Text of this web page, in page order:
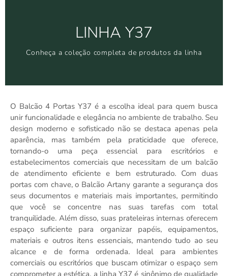
LINHA Y37
Conheça a coleção completa de produtos da linha
LINHA Y37
Conheça a coleção completa de produtos da linha
O Balcão 4 Portas Y37 é a escolha ideal para quem busca
unir funcionalidade e elegância no ambiente de trabalho. Seu
design moderno e sofisticado não se destaca apenas pela
aparência, mas também pela praticidade que oferece,
tornando-o uma peça essencial para escritórios e
estabelecimentos comerciais que necessitam de um balcão
de atendimento eficiente e bem estruturado. Com duas
portas com chave, o Balcão Artany garante a segurança dos
seus documentos e materiais mais importantes, permitindo
que você se concentre nas suas tarefas com total
tranquilidade. Além disso, suas prateleiras internas oferecem
espaço suficiente para organizar papéis, equipamentos,
materiais e outros itens essenciais, mantendo tudo ao seu
alcance e de forma ordenada. Ideal para ambientes
comerciais ou escritórios que buscam otimizar o espaço sem
comprometer a estética, a linha Y37 é sinônimo de qualidade